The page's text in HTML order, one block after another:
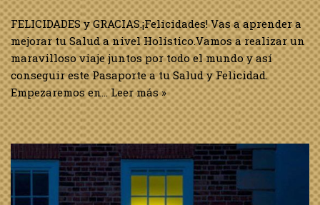
FELICIDADES y GRACIAS.¡Felicidades! Vas a aprender a
mejorar tu Salud a nivel Holístico.Vamos a realizar un
maravilloso viaje juntos por todo el mundo y así
conseguir este Pasaporte a tu Salud y Felicidad.
Empezaremos en…Leer más »